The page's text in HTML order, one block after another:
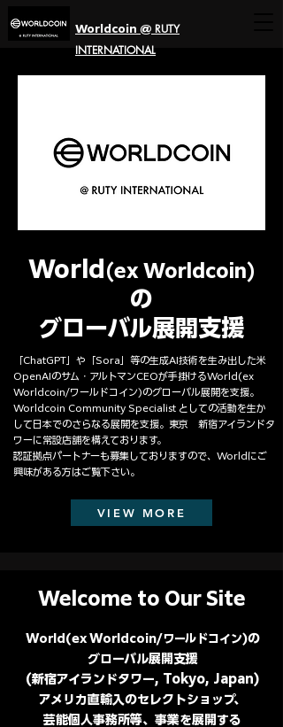
Worldcoin @ RUTY
INTERNATIONAL
World (ex Worldcoin)
の
グローバル展開支援
「ChatGPT」や「Sora」等の生成AI技術を生み出した米
OpenAIのサム・アルトマンCEOが手掛けるWorld(ex
Worldcoin/ワールドコイン)のグローバル展開を支援。
Worldcoin Community Specialist としての活動を生か
して日本でのさらなる展開を支援。東京 新宿アイランドタ
ワーに常設店舗を構えております。
認証拠点パートナーも募集しておりますので、Worldにご
興味がある方はご覧下さい。
VIEW MORE
Welcome to Our Site
World(ex Worldcoin/ワールドコイン)の
グローバル展開支援
(新宿アイランドタワー, Tokyo, Japan)
アメリカ直輸入のセレクトショップ、
芸能個人事務所等、事業を展開する